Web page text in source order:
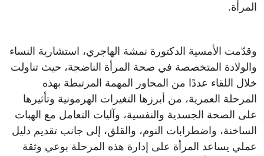
المرأة.
وقدّمت الأمسية الدكتورة نمشة الهاجري، استشارية النساء
والولادة المتخصصة في صحة المرأة الناضجة، حيث تناولت
خلال اللقاء عددًا من المحاور المهمة المرتبطة بهذه
المرحلة العمرية، من أبرزها التغيرات الهرمونية وتأثيرها
على الصحة الجسدية والنفسية، وآليات التعامل مع الهبات
الساخنة، واضطرابات النوم، والقلق، إلى جانب تقديم دليل
عملي يساعد المرأة على إدارة هذه المرحلة بوعي وثقة